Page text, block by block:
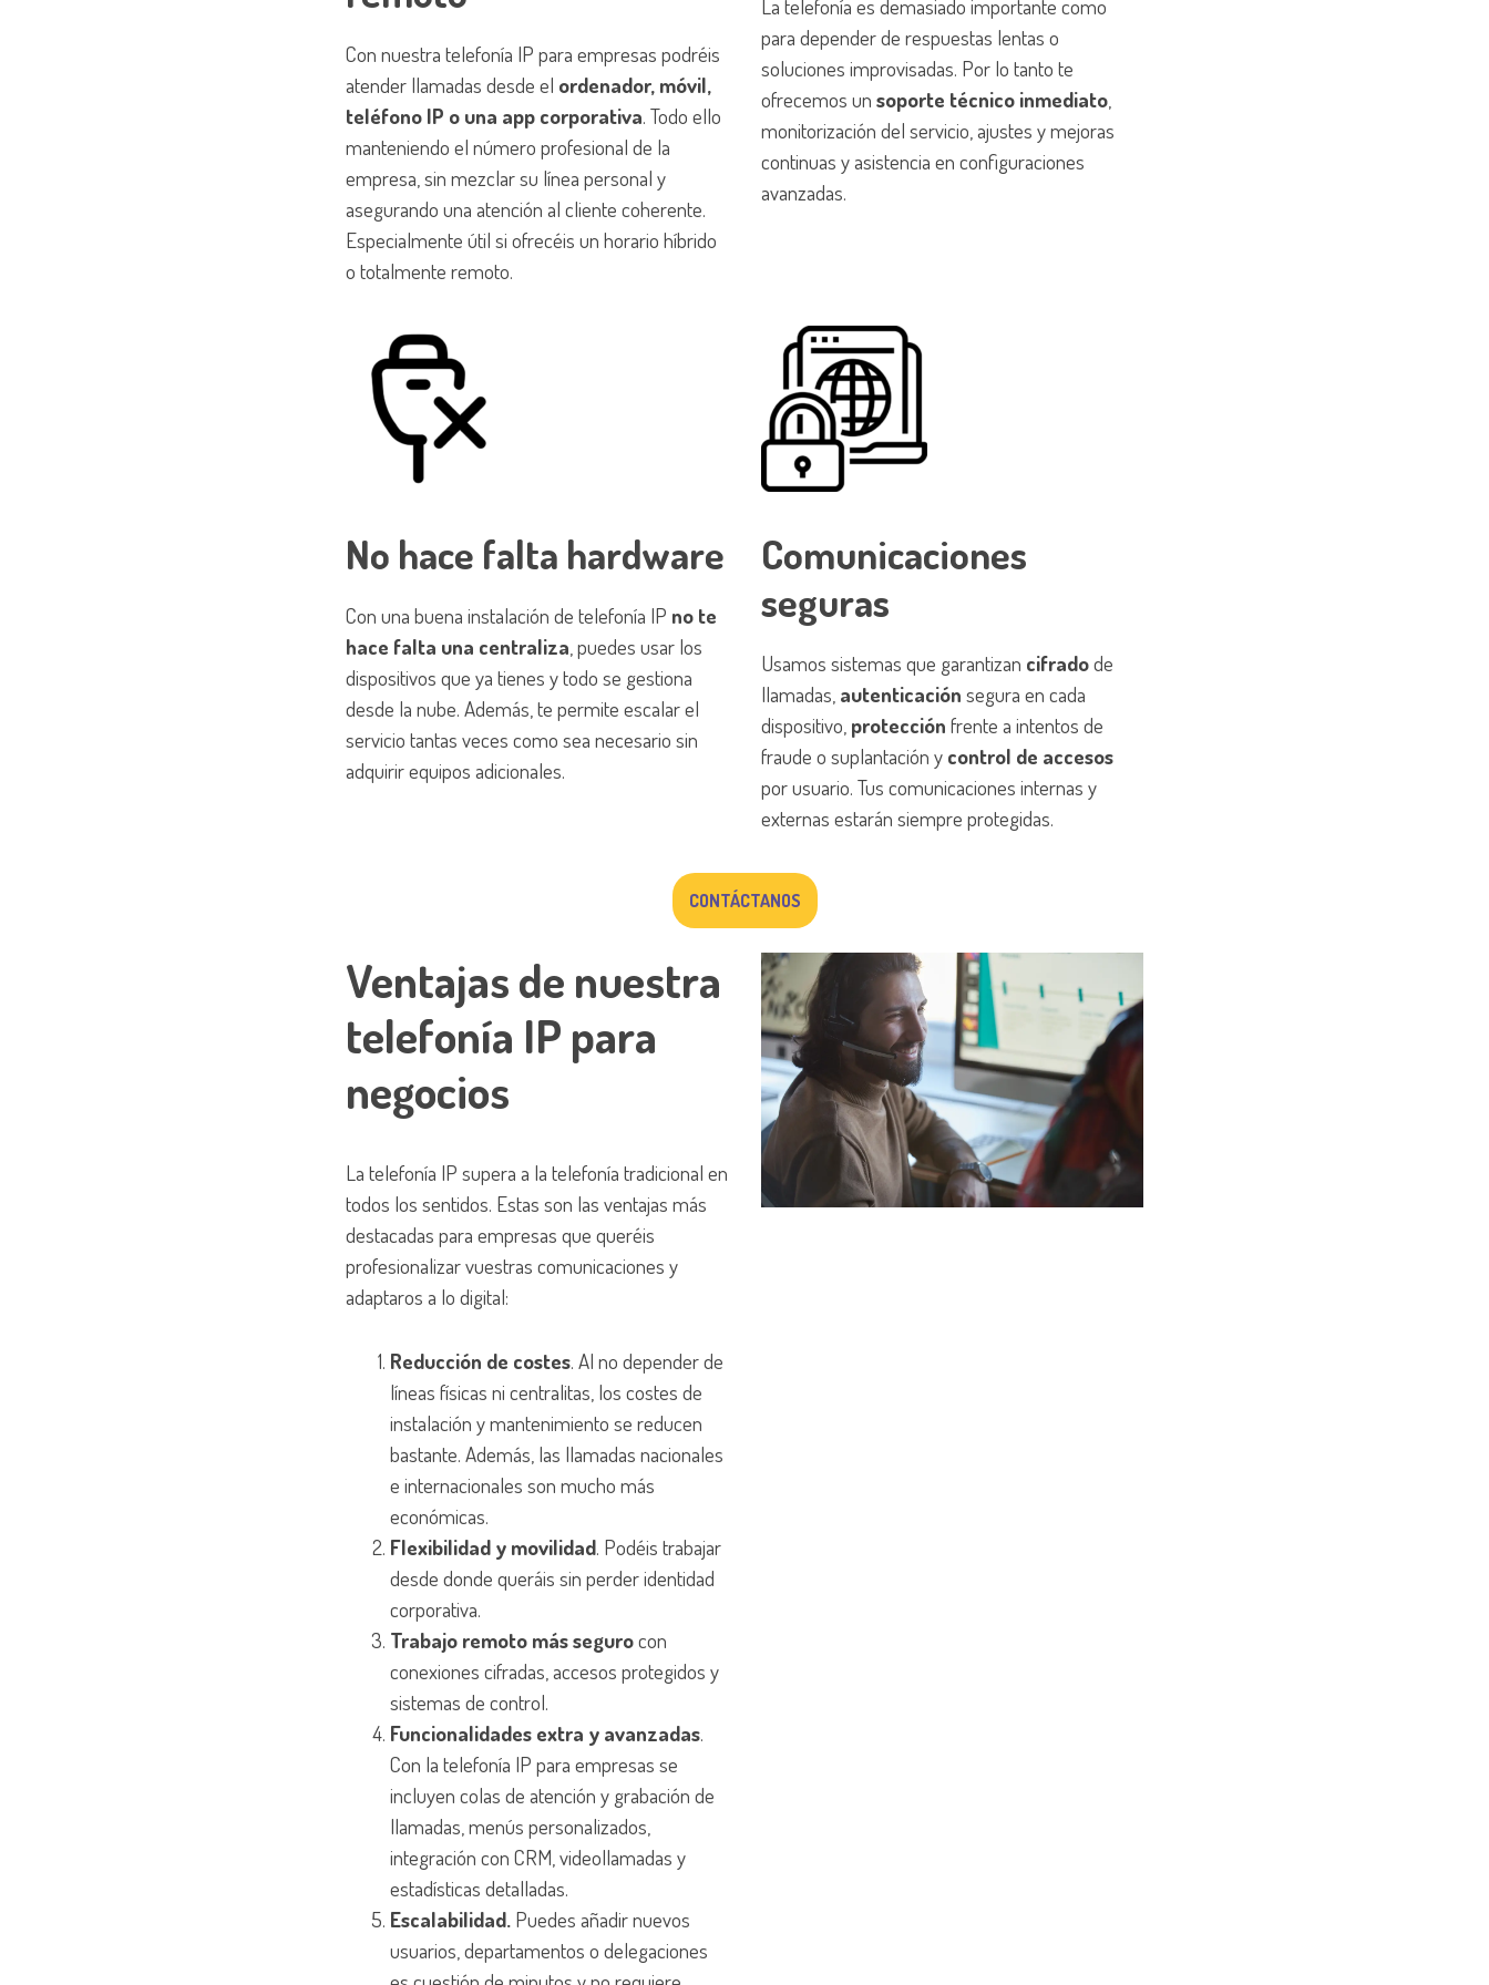
Con nuestra telefonía IP para empresas podréis
atender llamadas desde el ordenador, móvil,
teléfono IP o una app corporativa. Todo ello
manteniendo el número profesional de la
empresa, sin mezclar su línea personal y
asegurando una atención al cliente coherente.
Especialmente útil si ofrecéis un horario híbrido
o totalmente remoto.
La telefonía es demasiado importante como
para depender de respuestas lentas o
soluciones improvisadas. Por lo tanto te
ofrecemos un soporte técnico inmediato,
monitorización del servicio, ajustes y mejoras
continuas y asistencia en configuraciones
avanzadas.
No hace falta hardware
Con una buena instalación de telefonía IP no te
hace falta una centraliza, puedes usar los
dispositivos que ya tienes y todo se gestiona
desde la nube. Además, te permite escalar el
servicio tantas veces como sea necesario sin
adquirir equipos adicionales.
Comunicaciones
seguras
Usamos sistemas que garantizan cifradode
llamadas, autenticación segura en cada
dispositivo, protección frente a intentos de
fraude o suplantación y control de accesos
por usuario. Tus comunicaciones internas y
externas estarán siempre protegidas.
CONTÁCTANOS
Ventajas de nuestra
telefonía IP para
negocios
La telefonía IP supera a la telefonía tradicional en
todos los sentidos. Estas son las ventajas más
destacadas para empresas que queréis
profesionalizar vuestras comunicaciones y
adaptaros a lo digital:
Reducción de costes. Al no depender de
líneas físicas ni centralitas, los costes de
instalación y mantenimiento se reducen
bastante. Además, las llamadas nacionales
e internacionales son mucho más
económicas.
Flexibilidad y movilidad. Podéis trabajar
desde donde queráis sin perder identidad
corporativa.
Trabajo remoto más segurocon
conexiones cifradas, accesos protegidos y
sistemas de control.
Funcionalidades extra y avanzadas.
Con la telefonía IP para empresas se
incluyen colas de atención y grabación de
llamadas, menús personalizados,
integración con CRM, videollamadas y
estadísticas detalladas.
Escalabilidad. Puedes añadir nuevos
usuarios, departamentos o delegaciones